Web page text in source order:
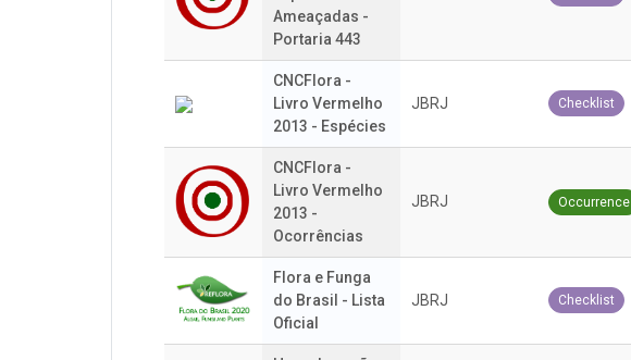
Ameaçadas -
Portaria 443
CNCFlora -
Livro Vermelho
2013 - Espécies
JBRJ Checklist
CNCFlora -
Livro Vermelho
2013 -
Ocorrências
JBRJ Occurrence
Flora e Funga
do Brasil - Lista
Oficial
JBRJ Checklist